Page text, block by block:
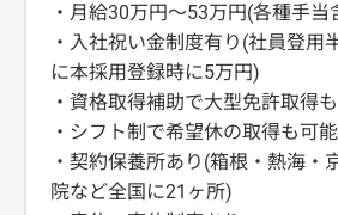
・月給30万円～53万円(各種手当
・入社祝い金制度有り(社員登用
に本採用登録時に5万円)
・資格取得補助で大型免許取得
・シフト制で希望休の取得も可
・契約保養所あり(箱根・熱海・
院など全国に21ヶ所)